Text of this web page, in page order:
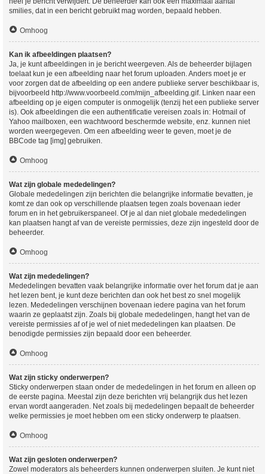
smilies, dat in een bericht gebruikt mag worden, bepaald hebben.
Omhoog
Kan ik afbeeldingen plaatsen?
Ja, je kunt afbeeldingen in je bericht weergeven. Als de beheerder bijlagen
toelaat kun je een afbeelding naar het forum uploaden. Anders moet je er
voor zorgen dat de afbeelding op een andere publieke server beschikbaar is,
bijvoorbeeld http://www.voorbeeld.com/mijn_afbeelding.gif. Linken naar een
afbeelding op je eigen computer is onmogelijk (tenzij het een publieke server
is). Ook afbeeldingen die een authentificatie vereisen zoals in: Hotmail of
Yahoo mailboxen, een wachtwoord beschermde website, enz. kunnen niet
worden weergegeven. Om een afbeelding weer te geven, moet je de
BBCode tag [img] gebruiken.
Omhoog
Wat zijn globale mededelingen?
Globale mededelingen zijn berichten die belangrijke informatie bevatten, je
komt ze dan ook op verschillende plaatsen tegen zoals bovenaan ieder
forum en in het gebruikerspaneel. Of je al dan niet globale mededelingen
kan plaatsen hangt af van de vereiste permissies, deze zijn ingesteld door de
beheerder.
Omhoog
Wat zijn mededelingen?
Mededelingen bevatten vaak belangrijke informatie over het forum dat je aan
het lezen bent, je kunt deze berichten dan ook het best zo snel mogelijk
lezen. Mededelingen verschijnen bovenaan iedere pagina van het forum
waarin ze geplaatst zijn. Zoals bij globale mededelingen, hangt het van de
vereiste permissies af of je wel of niet mededelingen kan plaatsen. De
benodigde permissies zijn bepaald door een beheerder.
Omhoog
Wat zijn sticky onderwerpen?
Sticky onderwerpen staan onder de mededelingen in het forum en alleen op
de eerste pagina. Meestal zijn deze berichten vrij belangrijk dus het lezen
ervan wordt aangeraden. Net zoals bij mededelingen bepaalt de beheerder
welke permissies je moet hebben om een sticky onderwerp te plaatsen.
Omhoog
Wat zijn gesloten onderwerpen?
Zowel moderators als beheerders kunnen onderwerpen sluiten. Je kunt niet